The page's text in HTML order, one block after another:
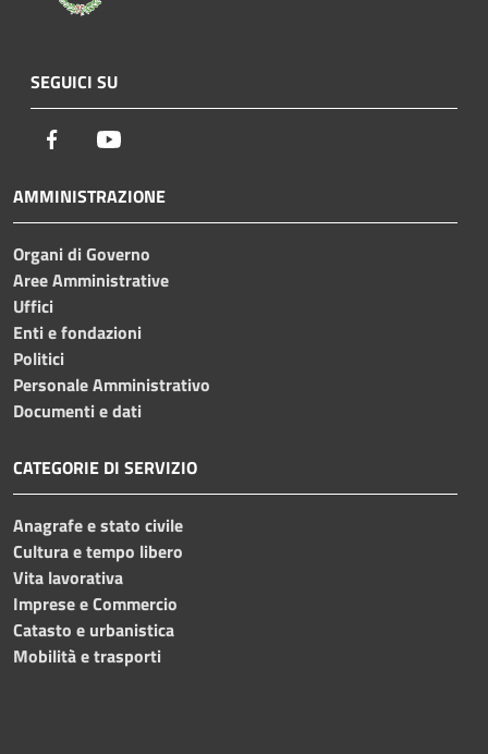
SEGUICI SU
Facebook
AMMINISTRAZIONE
Organi di Governo
Aree Amministrative
Uffici
Enti e fondazioni
Politici
Personale Amministrativo
Documenti e dati
CATEGORIE DI SERVIZIO
Anagrafe e stato civile
Cultura e tempo libero
Vita lavorativa
Imprese e Commercio
Catasto e urbanistica
Mobilità e trasporti